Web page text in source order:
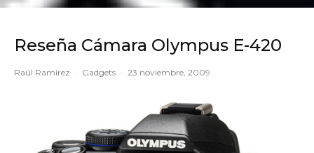
Reseña Cámara Olympus E-420
Raúl Ramírez · Gadgets · 23 noviembre, 2009